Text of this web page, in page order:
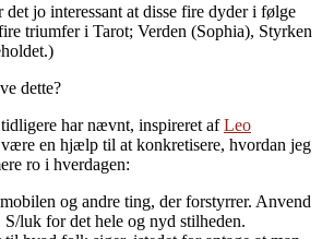
jo interessant at disse fire dyder i følge
triumfer i Tarot; Verden (Sophia), Styrken
dette?
har nævnt, inspireret afLeo
en hjælp til at konkretisere, hvordan jeg
ro i hverdagen:
og andre ting, der forstyrrer. Anvend
S/luk for det hele og nyd stilheden.